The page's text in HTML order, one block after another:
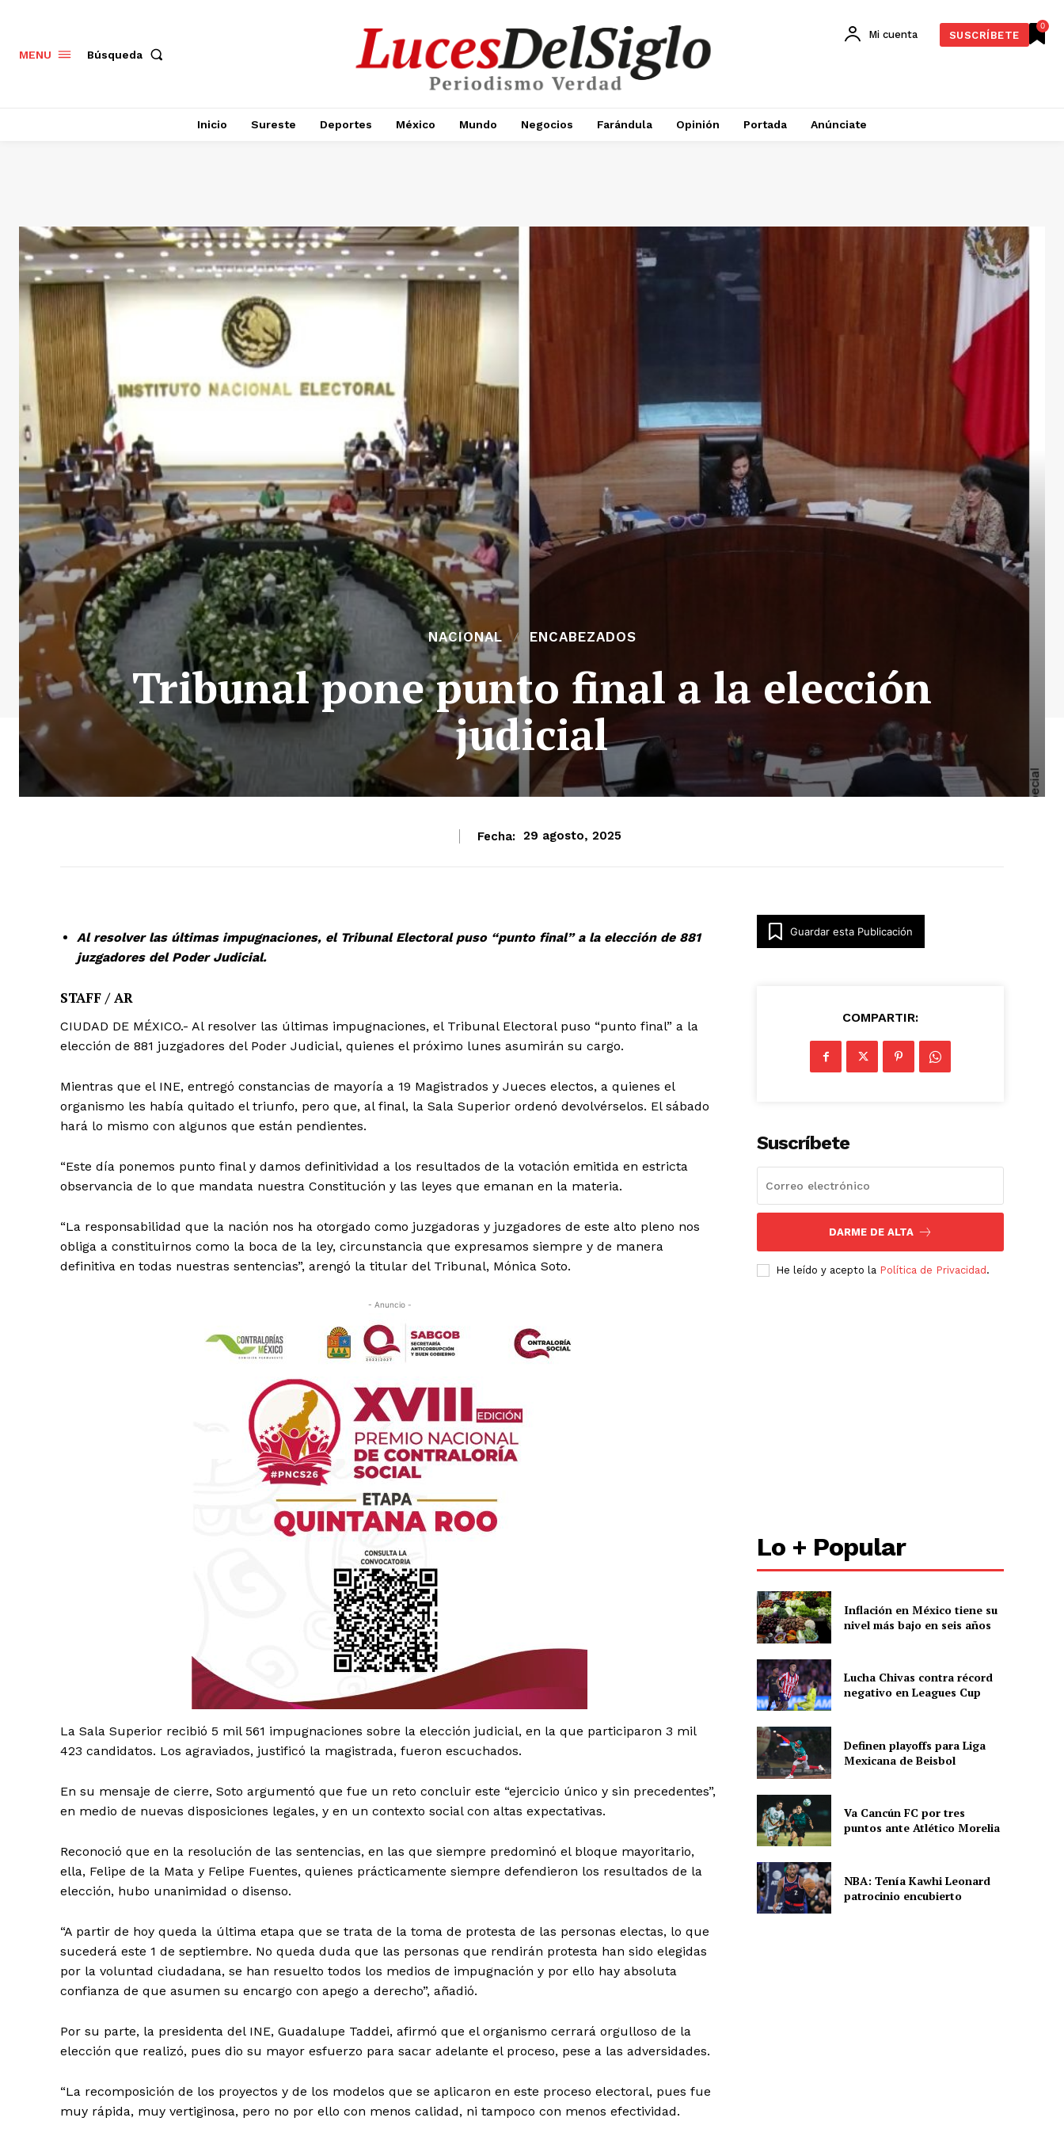
Luces
Del Siglo
SUSCRÍBETE AHORA
Empresa
Nosotros
Contacto
Políticas del Sitio
Mi cuenta
MENU Búsqueda
0
Mi cuenta SUSCRÍBETE
Inicio Sureste Deportes México Mundo Negocios Farándula Opinión Portada Anúnciate
NACIONAL ENCABEZADOS
Tribunal pone punto final a la elección
judicial
Fecha: 29 agosto, 2025
Al resolver las últimas impugnaciones, el Tribunal Electoral puso “punto final” a la elección de 881
juzgadores del Poder Judicial.
STAFF / AR
CIUDAD DE MÉXICO.- Al resolver las últimas impugnaciones, el Tribunal Electoral puso “punto final” a la
elección de 881 juzgadores del Poder Judicial, quienes el próximo lunes asumirán su cargo.
Mientras que el INE, entregó constancias de mayoría a 19 Magistrados y Jueces electos, a quienes el
organismo les había quitado el triunfo, pero que, al final, la Sala Superior ordenó devolvérselos. El sábado
hará lo mismo con algunos que están pendientes.
“Este día ponemos punto final y damos definitividad a los resultados de la votación emitida en estricta
observancia de lo que mandata nuestra Constitución y las leyes que emanan en la materia.
“La responsabilidad que la nación nos ha otorgado como juzgadoras y juzgadores de este alto pleno nos
obliga a constituirnos como la boca de la ley, circunstancia que expresamos siempre y de manera
definitiva en todas nuestras sentencias”, arengó la titular del Tribunal, Mónica Soto.
- Anuncio -
La Sala Superior recibió 5 mil 561 impugnaciones sobre la elección judicial, en la que participaron 3 mil
423 candidatos. Los agraviados, justificó la magistrada, fueron escuchados.
En su mensaje de cierre, Soto argumentó que fue un reto concluir este “ejercicio único y sin precedentes”,
en medio de nuevas disposiciones legales, y en un contexto social con altas expectativas.
Reconoció que en la resolución de las sentencias, en las que siempre predominó el bloque mayoritario,
ella, Felipe de la Mata y Felipe Fuentes, quienes prácticamente siempre defendieron los resultados de la
elección, hubo unanimidad o disenso.
“A partir de hoy queda la última etapa que se trata de la toma de protesta de las personas electas, lo que
sucederá este 1 de septiembre. No queda duda que las personas que rendirán protesta han sido elegidas
por la voluntad ciudadana, se han resuelto todos los medios de impugnación y por ello hay absoluta
confianza de que asumen su encargo con apego a derecho”, añadió.
Por su parte, la presidenta del INE, Guadalupe Taddei, afirmó que el organismo cerrará orgulloso de la
elección que realizó, pues dio su mayor esfuerzo para sacar adelante el proceso, pese a las adversidades.
“La recomposición de los proyectos y de los modelos que se aplicaron en este proceso electoral, pues fue
muy rápida, muy vertiginosa, pero no por ello con menos calidad, ni tampoco con menos efectividad.
Guardar esta Publicación
COMPARTIR:
Suscríbete
DARME DE ALTA
He leído y acepto la Política de Privacidad .
Lo + Popular
Inflación en México tiene su
nivel más bajo en seis años
Lucha Chivas contra récord
negativo en Leagues Cup
Definen playoffs para Liga
Mexicana de Beisbol
Va Cancún FC por tres
puntos ante Atlético Morelia
NBA: Tenía Kawhi Leonard
patrocinio encubierto